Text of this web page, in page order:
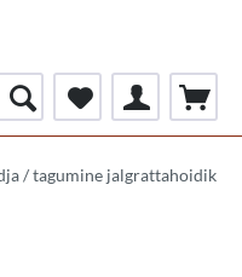
/ tagumine jalgrattahoidik